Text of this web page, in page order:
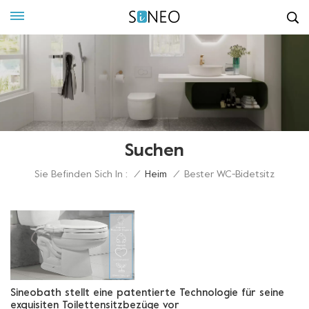
Suchen
Sie Befinden Sich In : / Heim / Bester WC-Bidetsitz
Sineobath stellt eine patentierte Technologie für seine
exquisiten Toilettensitzbezüge vor